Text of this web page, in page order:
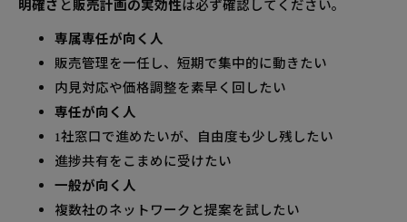
明確さ と販売計画の実効性は必ず確認してください。
専属専任が向く人
販売管理を一任し、短期で集中的に動きたい
内見対応や価格調整を素早く回したい
専任が向く人
1社窓口で進めたいが、自由度も少し残したい
進捗共有をこまめに受けたい
一般が向く人
複数社のネットワークと提案を試したい